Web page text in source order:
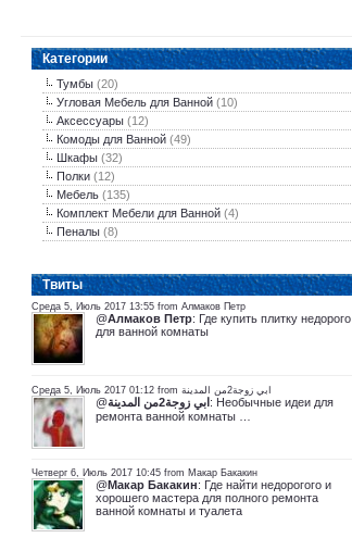
Категории
Тумбы (20)
Угловая Мебель для Ванной (10)
Аксессуары (12)
Комоды для Ванной (49)
Шкафы (32)
Полки (12)
Мебель (135)
Комплект Мебели для Ванной (4)
Пеналы (8)
Tвиты
Среда 5, Июль 2017 13:55 from Алмаков Петр
@Алмаков Петр: Где купить плитку недорого
для ванной комнаты
Среда 5, Июль 2017 01:12 from ابي زوجة2من المدينة
@ ابي زوجة2من المدينة: Необычные идеи для
ремонта ванной комнаты …
Четверг 6, Июль 2017 10:45 from Макар Бакакин
@Макар Бакакин: Где найти недорогого и
хорошего мастера для полного ремонта
ванной комнаты и туалета